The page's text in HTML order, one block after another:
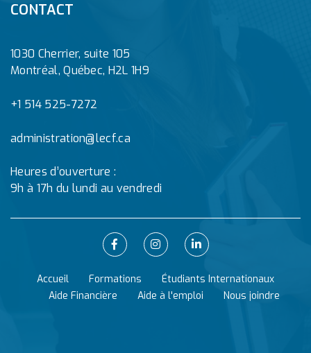
CONTACT
1030 Cherrier, suite 105
Montréal, Québec, H2L 1H9
+1 514 525-7272
administration@lecf.ca
Heures d’ouverture :
9h à 17h du lundi au vendredi
Accueil Formations
Étudiants Internationaux
Aide Financière
Aide à l'emploi Nous joindre